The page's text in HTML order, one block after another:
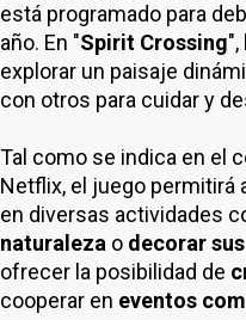
está programado para
año. En "Spirit Crossing
explorar un paisaje
con otros para cuidar y
Tal como se indica en el
Netflix, el juego permitirá
en diversas actividades
naturaleza o decorar sus
ofrecer la posibilidad de
cooperar en eventos